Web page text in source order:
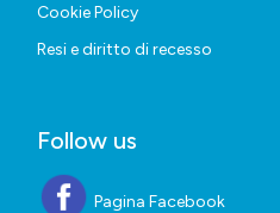
Cookie Policy
Resi e diritto di recesso
Follow us
Pagina Facebook